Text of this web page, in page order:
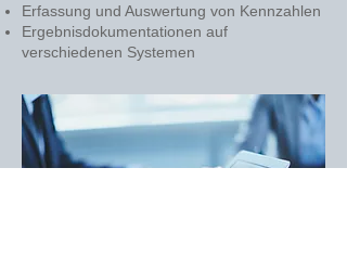
Erfassung und Auswertung von Kennzahlen
Ergebnisdokumentationen auf
verschiedenen Systemen